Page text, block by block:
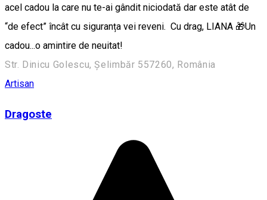
acel cadou la care nu te-ai gândit niciodată dar este atât de
“de efect” încât cu siguranța vei reveni. Cu drag, LIANA 🎁Un
cadou...o amintire de neuitat!
Str. Dinicu Golescu, Șelimbăr 557260, România
Artisan
Dragoste